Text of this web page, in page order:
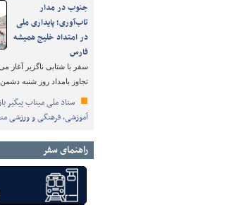
جنوب در مدار
تاب‌آوری؛ پایداری ملی
در امتداد خلیج همیشه
فارس
سفر با شتابی ناگزیر آغاز
تجاوز بامداد روز شنبه
ستاد ملی میناب پیگیر
آموزشی، فرهنگی و ورزشی
راهنمای سفر